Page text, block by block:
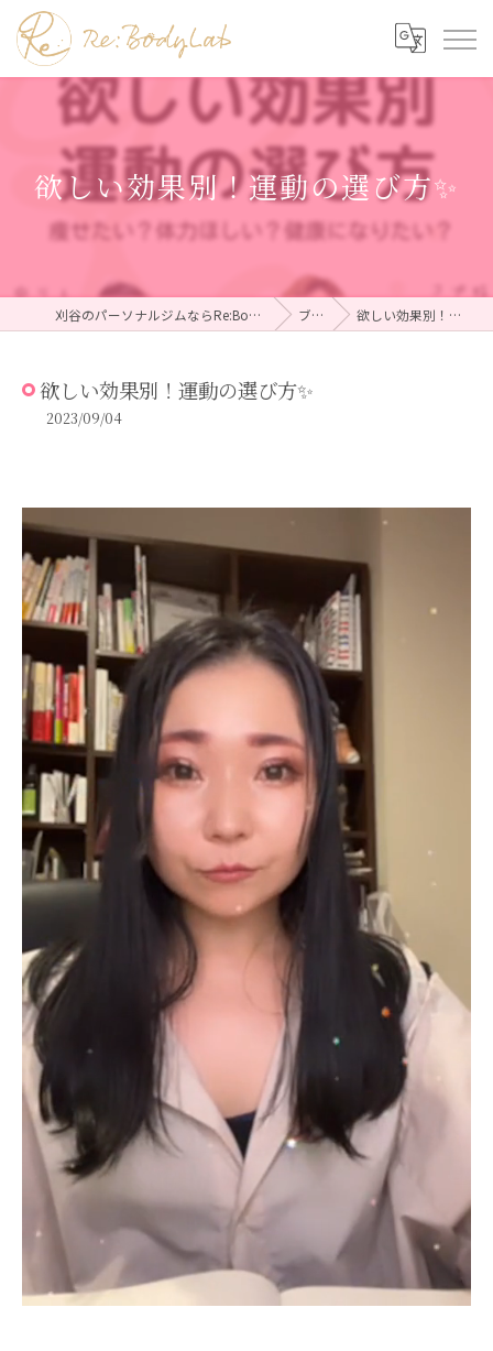
欲しい効果別！運動の選び方✨
刈谷のパーソナルジムならRe:BodyLab（リボディラボ） ブログ 欲しい効果別！運動の選び方✨
欲しい効果別！運動の選び方✨
2023/09/04